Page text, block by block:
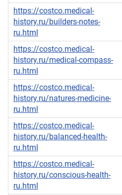
https://costco.medical-
history.ru/builders-notes-
ru.html
https://costco.medical-
history.ru/medical-compass-
ru.html
https://costco.medical-
history.ru/natures-medicine-
ru.html
https://costco.medical-
history.ru/balanced-health-
ru.html
https://costco.medical-
history.ru/conscious-health-
ru.html